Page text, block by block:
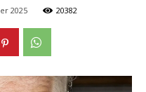
2025 20382